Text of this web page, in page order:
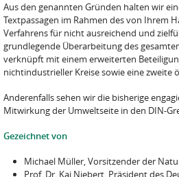
Aus den genannten Gründen halten wir
Textpassagen im Rahmen des von Ihrem
Verfahrens für nicht ausreichend und
grundlegende Überarbeitung des
verknüpft mit einem erweiterten
nichtindustrieller Kreise sowie eine zweite
Anderenfalls sehen wir die bisherige
Mitwirkung der Umwelt­seite in den DIN-
Gezeichnet von
Michael Müller, Vorsitzender der
Prof. Dr. Kai Niebert, Präsident des